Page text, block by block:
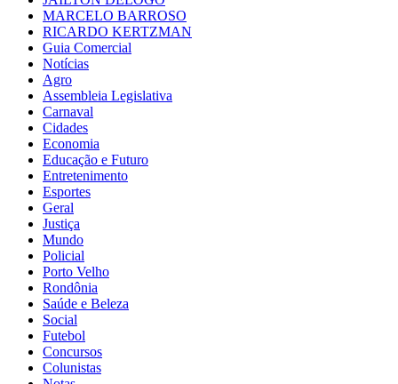
MARCELO BARROSO
RICARDO KERTZMAN
Guia Comercial
Notícias
Agro
Assembleia Legislativa
Carnaval
Cidades
Economia
Educação e Futuro
Entretenimento
Esportes
Geral
Justiça
Mundo
Policial
Porto Velho
Rondônia
Saúde e Beleza
Social
Futebol
Concursos
Colunistas